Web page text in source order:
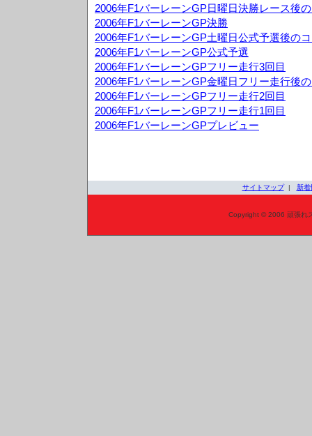
2006年F1バーレーンGP日曜日決勝レース後
2006年F1バーレーンGP決勝
2006年F1バーレーンGP土曜日公式予選後の
2006年F1バーレーンGP公式予選
2006年F1バーレーンGPフリー走行3回目
2006年F1バーレーンGP金曜日フリー走行後
2006年F1バーレーンGPフリー走行2回目
2006年F1バーレーンGPフリー走行1回目
2006年F1バーレーンGPプレビュー
サイトマップ| 新着
Copyright © 2006 頑張れ